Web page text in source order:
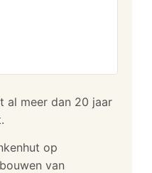
al meer dan 20 jaar
op
van